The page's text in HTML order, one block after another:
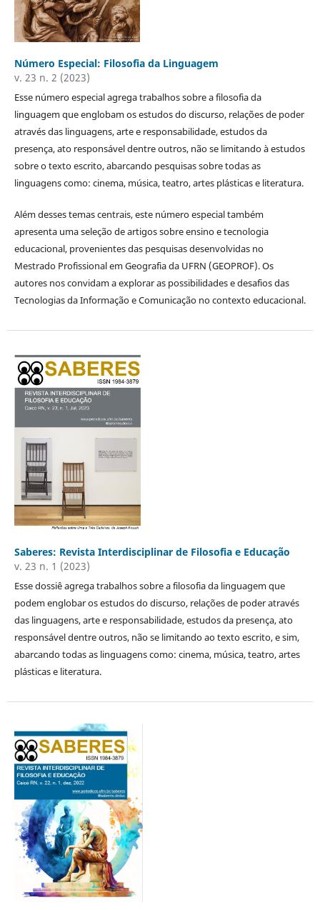
Número Especial: Filosofia da Linguagem
v. 23 n. 2 (2023)
Esse número especial agrega trabalhos sobre a filosofia da
linguagem que englobam os estudos do discurso, relações de poder
através das linguagens, arte e responsabilidade, estudos da
presença, ato responsável dentre outros, não se limitando à estudos
sobre o texto escrito, abarcando pesquisas sobre todas as
linguagens como: cinema, música, teatro, artes plásticas e literatura.
Além desses temas centrais, este número especial também
apresenta uma seleção de artigos sobre ensino e tecnologia
educacional, provenientes das pesquisas desenvolvidas no
Mestrado Profissional em Geografia da UFRN (GEOPROF). Os
autores nos convidam a explorar as possibilidades e desafios das
Tecnologias da Informação e Comunicação no contexto educacional.
Saberes: Revista Interdisciplinar de Filosofia e Educação
v. 23 n. 1 (2023)
Esse dossiê agrega trabalhos sobre a filosofia da linguagem que
podem englobar os estudos do discurso, relações de poder através
das linguagens, arte e responsabilidade, estudos da presença, ato
responsável dentre outros, não se limitando ao texto escrito, e sim,
abarcando todas as linguagens como: cinema, música, teatro, artes
plásticas e literatura.